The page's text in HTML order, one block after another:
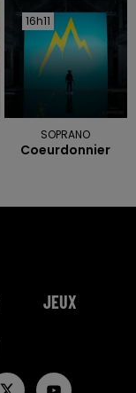
16h11
16h11
SOPRANO
Coeurdonnier
JEUX